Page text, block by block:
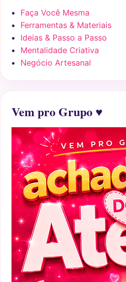
Faça Você Mesma
Ferramentas & Materiais
Ideias & Passo a Passo
Mentalidade Criativa
Negócio Artesanal
Vem pro Grupo ♥